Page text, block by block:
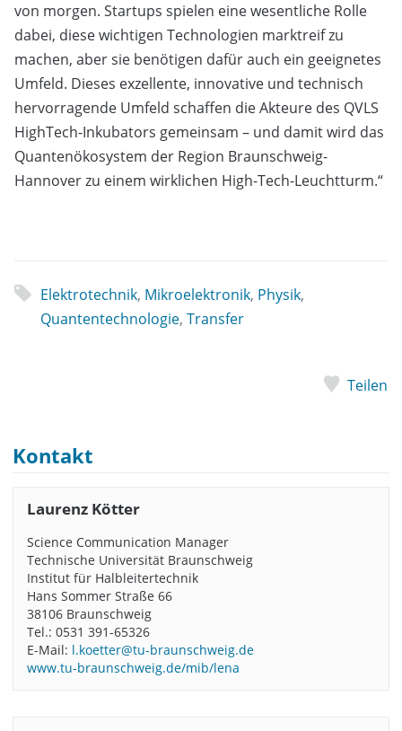
von morgen. Startups spielen eine wesentliche Rolle
dabei, diese wichtigen Technologien marktreif zu
machen, aber sie benötigen dafür auch ein geeignetes
Umfeld. Dieses exzellente, innovative und technisch
hervorragende Umfeld schaffen die Akteure des QVLS
HighTech-Inkubators gemeinsam – und damit wird das
Quantenökosystem der Region Braunschweig-
Hannover zu einem wirklichen High-Tech-Leuchtturm.“
Elektrotechnik, Mikroelektronik, Physik,
Quantentechnologie, Transfer
Teilen
Kontakt
Laurenz Kötter
Science Communication Manager
Technische Universität Braunschweig
Institut für Halbleitertechnik
Hans Sommer Straße 66
38106 Braunschweig
Tel.: 0531 391-65326
E-Mail: l.koetter@tu-braunschweig.de
www.tu-braunschweig.de/mib/lena